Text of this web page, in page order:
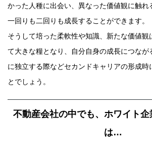
かった人種に出会い、異なった価値観に触れ
一回りも二回りも成長することができます。
そうして培った柔軟性や知識、新たな価値観
て大きな糧となり、自分自身の成長につなが
に独立する際などセカンドキャリアの形成時
とでしょう。
不動産会社の中でも、ホワイト
は…